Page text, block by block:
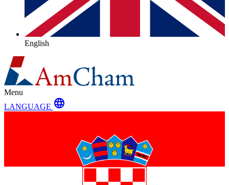
English
Menu
LANGUAGE language